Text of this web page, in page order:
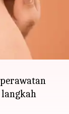
kulit
sebuah tren
dengan